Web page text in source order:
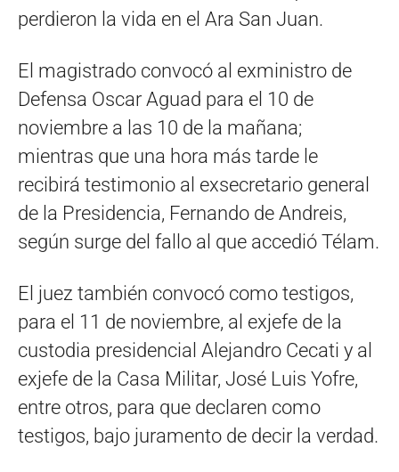
perdieron la vida en el Ara San Juan.
El magistrado convocó al exministro de
Defensa Oscar Aguad para el 10 de
noviembre a las 10 de la mañana;
mientras que una hora más tarde le
recibirá testimonio al exsecretario general
de la Presidencia, Fernando de Andreis,
según surge del fallo al que accedió Télam.
El juez también convocó como testigos,
para el 11 de noviembre, al exjefe de la
custodia presidencial Alejandro Cecati y al
exjefe de la Casa Militar, José Luis Yofre,
entre otros, para que declaren como
testigos, bajo juramento de decir la verdad.